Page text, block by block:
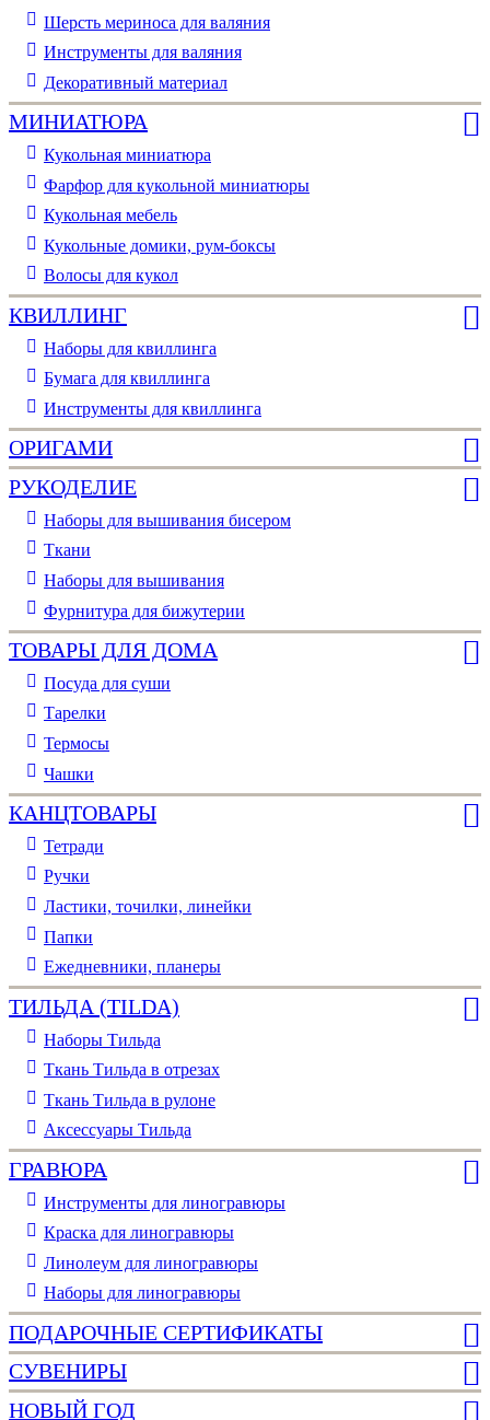
Шерсть мериноса для валяния
Инструменты для валяния
Декоративный материал
МИНИАТЮРА
Кукольная миниатюра
Фарфор для кукольной миниатюры
Кукольная мебель
Кукольные домики, рум-боксы
Волосы для кукол
КВИЛЛИНГ
Наборы для квиллинга
Бумага для квиллинга
Инструменты для квиллинга
ОРИГАМИ
РУКОДЕЛИЕ
Наборы для вышивания бисером
Ткани
Наборы для вышивания
Фурнитура для бижутерии
ТОВАРЫ ДЛЯ ДОМА
Посуда для суши
Тарелки
Термосы
Чашки
КАНЦТОВАРЫ
Тетради
Ручки
Ластики, точилки, линейки
Папки
Ежедневники, планеры
ТИЛЬДА (TILDA)
Наборы Тильда
Ткань Тильда в отрезах
Ткань Тильда в рулоне
Аксессуары Тильда
ГРАВЮРА
Инструменты для линогравюры
Краска для линогравюры
Линолеум для линогравюры
Наборы для линогравюры
ПОДАРОЧНЫЕ СЕРТИФИКАТЫ
СУВЕНИРЫ
НОВЫЙ ГОД